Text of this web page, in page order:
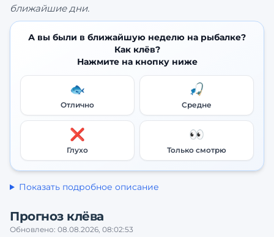
ближайшие дни.
А вы были в ближайшую неделю на рыбалке?
Как клёв?
Нажмите на кнопку ниже
🐟
Отлично
🎣
Средне
❌
Глухо
👀
Только смотрю
Показать подробное описание
Прогноз клёва
Обновлено: 08.08.2026, 08:02:53